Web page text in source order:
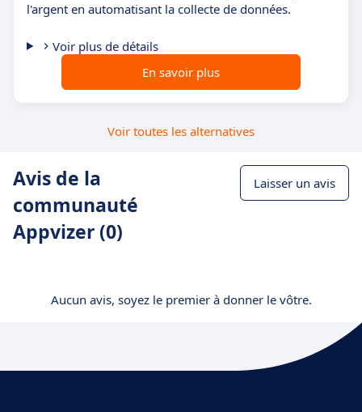
l'argent en automatisant la collecte de données.
Voir plus de détails
En savoir plus
Voir toutes les alternatives
Avis de la
communauté
Appvizer (0)
Laisser un avis
Aucun avis, soyez le premier à donner le vôtre.